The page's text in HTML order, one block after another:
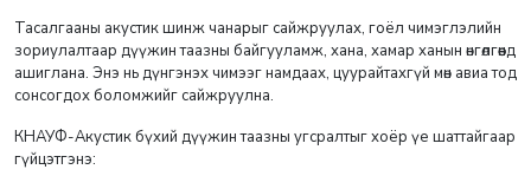
Тасалгааны акустик шинж чанарыг сайжруулах, гоёл чимэглэлийн
зориулалтаар дүүжин таазны байгууламж, хана, хамар ханын өнгөлгөөнд
ашиглана. Энэ нь дүнгэнэх чимээг намдаах, цуурайтахгүй мөн авиа тод
сонсогдох боломжийг сайжруулна.
КНАУФ-Акустик бүхий дүүжин таазны угсралтыг хоёр үе шаттайгаар
гүйцэтгэнэ: